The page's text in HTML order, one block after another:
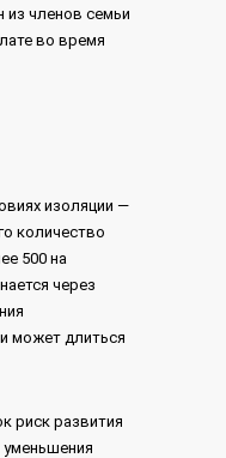
из членов семьи
во время
изоляции —
количество
500 на
через
может длиться
риск развития